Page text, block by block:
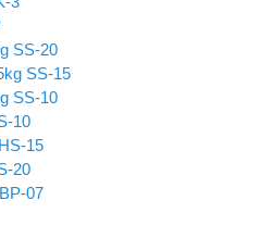
SS-20
SS-15
SS-10
10
15
20
07